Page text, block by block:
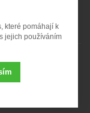
více informací.
které pomáhají k
jejich používáním